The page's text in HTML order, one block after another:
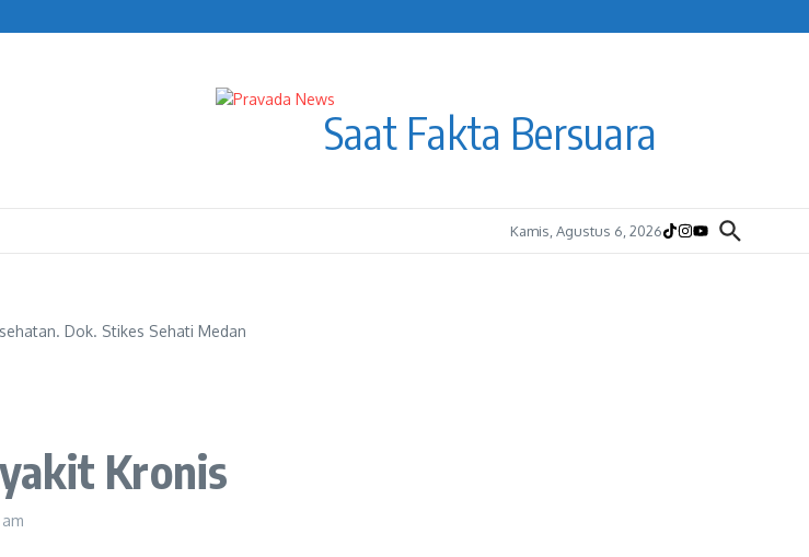
Saat Fakta Bersuara
Kamis, Agustus 6, 2026
Dok. Stikes Sehati Medan
Kronis